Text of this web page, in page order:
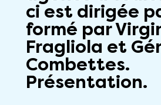
ci est dirigée
formé par
Fragliola et
Combettes.
Présentation.